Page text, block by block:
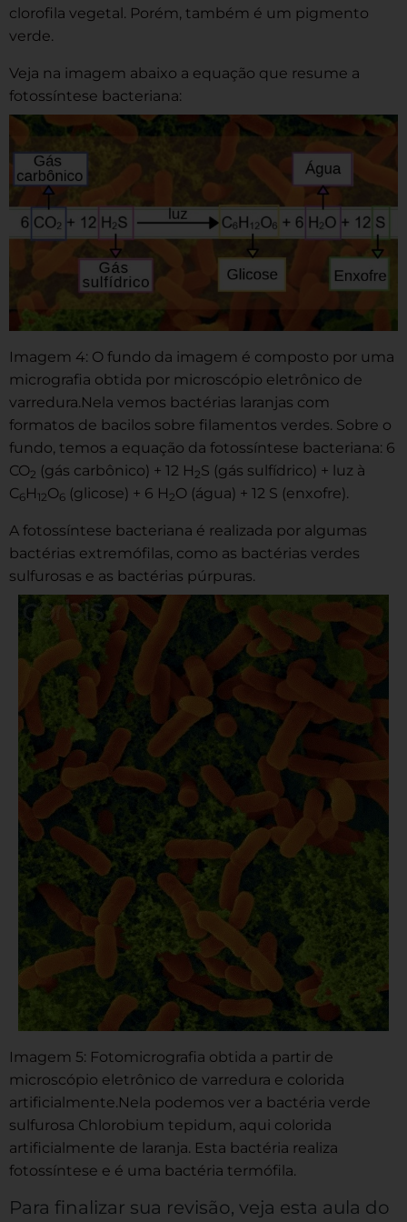
clorofila vegetal. Porém, também é um pigmento
verde.
Veja na imagem abaixo a equação que resume a
fotossíntese bacteriana:
Imagem 4: O fundo da imagem é composto por uma
micrografia obtida por microscópio eletrônico de
varredura.Nela vemos bactérias laranjas com
formatos de bacilos sobre filamentos verdes. Sobre o
fundo, temos a equação da fotossíntese bacteriana: 6
CO2 (gás carbônico) + 12 H 2S (gás sulfídrico) + luz à
C6H 12O6 (glicose) + 6 H 2O (água) + 12 S (enxofre).
A fotossíntese bacteriana é realizada por algumas
bactérias extremófilas, como as bactérias verdes
sulfurosas e as bactérias púrpuras.
Imagem 5: Fotomicrografia obtida a partir de
microscópio eletrônico de varredura e colorida
artificialmente.Nela podemos ver a bactéria verde
sulfurosa Chlorobium tepidum, aqui colorida
artificialmente de laranja. Esta bactéria realiza
fotossíntese e é uma bactéria termófila.
Para finalizar sua revisão, veja esta aula do